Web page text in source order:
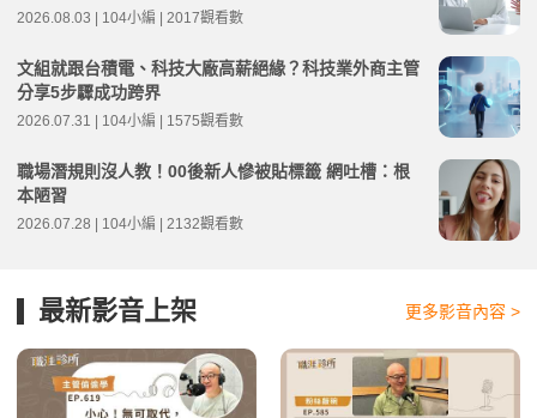
2026.08.03 | 104小編 | 2017觀看數
文組就跟台積電、科技大廠高薪絕緣？科技業外商主管
分享5步驟成功跨界
2026.07.31 | 104小編 | 1575觀看數
職場潛規則沒人教！00後新人慘被貼標籤 網吐槽：根
本陋習
2026.07.28 | 104小編 | 2132觀看數
最新影音上架 更多影音內容 >